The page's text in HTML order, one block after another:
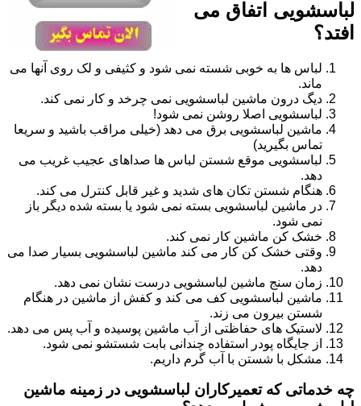
لباسشویی اتفاق می
افتد؟
لباس ها به خوبی شسته نمی شود و کثیفی و لک روی آنها می
ماند.
دیگ درون ماشین لباسشویی نمی چرخد و کار نمی کند.
لباسشویی اصلا روشن نمی شود!
ماشین لباسشویی برق می دهد (خیلی مراقب باشید و سریعا
تماس بگیرید)
لباسشویی موقع شستن لباس ها صداهای عجیب غریب می
دهد.
هنگام شستن تکان های شدید و غیر قابل کنترل می کند.
در ماشین لباسشویی بسته نمی شود یا بسته شده دیگر باز
نمی شود.
خشک کن ماشین کار نمی کند.
وقتی خشک کن کار می کند ماشین لباسشویی بسیار صدا می
دهد.
زمان سنج ماشین لباسشویی درست نشان نمی دهد.
ماشین لباسشویی کف می کند و کفش از ماشین در هنگام
شستن بیرون می زند.
لاستیک های حفاظتی از آب ماشین پوسیده و آب پس می دهد.
از جایگاه پودر استفاده چندانی بابت شستشو نمی شود.
مشکل با شستن با آب گرم داریم.
چه خدماتی که تعمیرکاران لباسشویی در زمینه ماشین